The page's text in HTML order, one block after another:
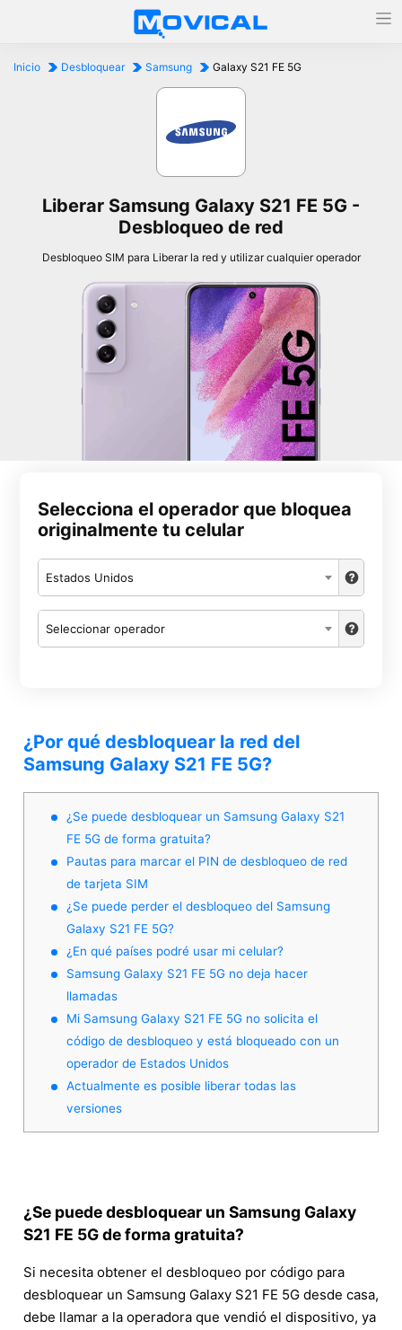
Inicio Desbloquear Samsung Galaxy S21 FE 5G
Liberar Samsung Galaxy S21 FE 5G -
Desbloqueo de red
Desbloqueo SIM para Liberar la red y utilizar cualquier operador
Selecciona el operador que bloquea
originalmente tu celular
Estados Unidos
Seleccionar operador
¿Por qué desbloquear la red del
Samsung Galaxy S21 FE 5G?
¿Se puede desbloquear un Samsung Galaxy S21
FE 5G de forma gratuita?
Pautas para marcar el PIN de desbloqueo de red
de tarjeta SIM
¿Se puede perder el desbloqueo del Samsung
Galaxy S21 FE 5G?
¿En qué países podré usar mi celular?
Samsung Galaxy S21 FE 5G no deja hacer
llamadas
Mi Samsung Galaxy S21 FE 5G no solicita el
código de desbloqueo y está bloqueado con un
operador de Estados Unidos
Actualmente es posible liberar todas las
versiones
¿Se puede desbloquear un Samsung Galaxy
S21 FE 5G de forma gratuita?
Si necesita obtener el desbloqueo por código para
desbloquear un Samsung Galaxy S21 FE 5G desde casa,
debe llamar a la operadora que vendió el dispositivo, ya